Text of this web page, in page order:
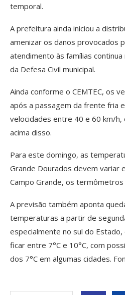
temporal.
A prefeitura ainda iniciou a
amenizar os danos provocados
atendimento às famílias
da Defesa Civil municipal.
Ainda conforme o CEMTEC, os
após a passagem da frente fria
velocidades entre 40 e 60 km/h,
acima disso.
Para este domingo, as
Grande Dourados devem variar
Campo Grande, os termômetros
A previsão também aponta
temperaturas a partir de
especialmente no sul do
ficar entre 7°C e 10°C, com
dos 7°C em algumas cidades.